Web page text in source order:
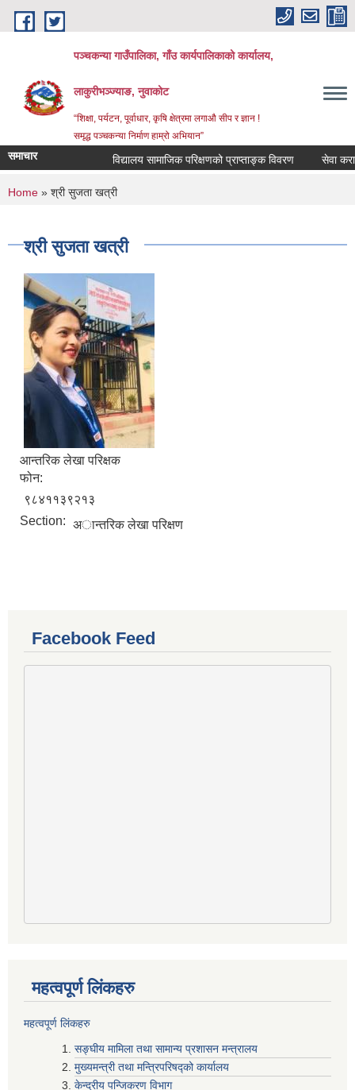
Skip to main content
पञ्‍चकन्या गाउँपालिका, गाँउ कार्यपालिकाको कार्यालय,
लाकुरीभञ्‍ज्याङ, नुवाकोट
“शिक्षा, पर्यटन, पूर्वाधार, कृषि क्षेत्रमा लगाऔ सीप र ज्ञान !
समृद्ध पञ्‍चकन्या निर्माण हाम्रो अभियान”
समाचार विद्यालय सामाजिक परिक्षणको प्राप्ताङ्क विवरण सेवा
You are here
Home » श्री सुजता खत्री
श्री सुजता खत्री
आन्तरिक लेखा परिक्षक
फोन:
९८४११३९२१३
Section: अान्तरिक लेखा परिक्षण
Facebook Feed
महत्वपूर्ण लिंकहरु
महत्वपूर्ण लिंकहरु
सङ्घीय मामिला तथा सामान्य प्रशासन मन्त्रालय
मुख्यमन्त्री तथा मन्त्रिपरिषद्‍को कार्यालय
केन्द्रीय पन्जिकरण विभाग